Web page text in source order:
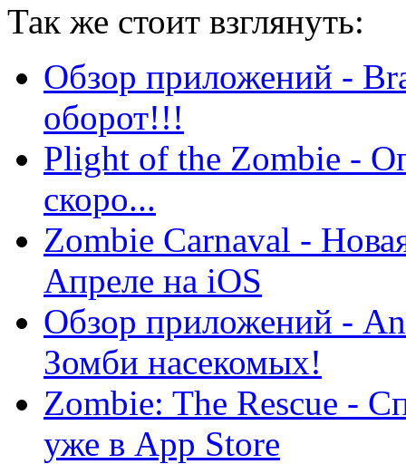
Так же стоит взглянуть:
Обзор приложений -
оборот!!!
Plight of the Zombie -
скоро...
Zombie Carnaval -
Апреле на iOS
Обзор приложений -
Зомби насекомых!
Zombie: The Rescue -
уже в App Store